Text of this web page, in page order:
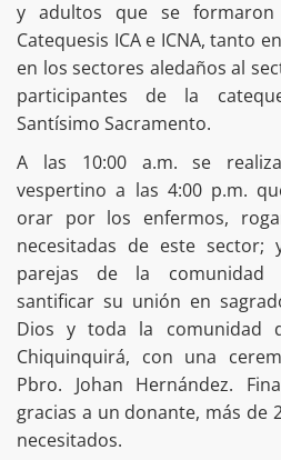
y adultos que se
Catequesis ICA e ICNA, tanto
en los sectores aledaños al
participantes de la
Santísimo Sacramento.
A las 10:00 a.m. se
vespertino a las 4:00 p.m.
orar por los enfermos,
necesitadas de este
parejas de la comunidad
santificar su unión en
Dios y toda la comunidad
Chiquinquirá, con una
Pbro. Johan Hernández.
gracias a un donante, más de
necesitados.